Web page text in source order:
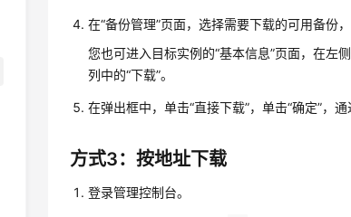
在“备份管理”页面，选择需要下载的可用备份，
您也可进入目标实例的“基本信息”页面，在左
列中的“下载”。
在弹出框中，单击“直接下载”，单击“确定”，
方式3：按地址下载
登录管理控制台。